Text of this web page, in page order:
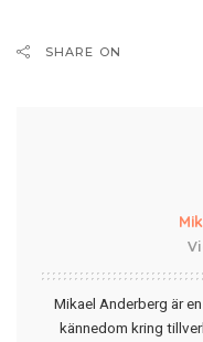
SHARE ON
Mikael Anderberg är
kännedom kring